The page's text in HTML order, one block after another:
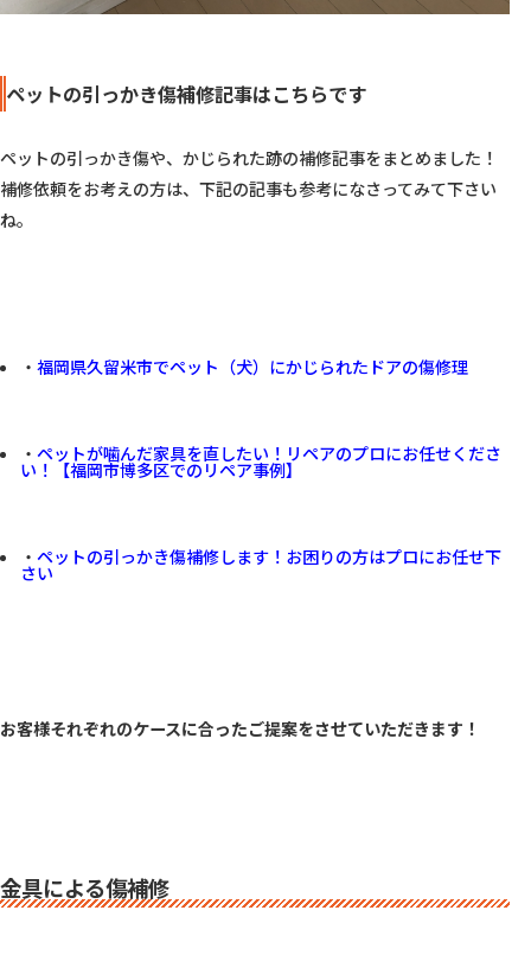
ペットの引っかき傷補修記事はこちらです
ペットの引っかき傷や、かじられた跡の補修記事をまとめました！
補修依頼をお考えの方は、下記の記事も参考になさってみて下さい
ね。
・ 福岡県久留米市でペット（犬）にかじられたドアの傷修理
・ ペットが噛んだ家具を直したい！リペアのプロにお任せくださ
い！【福岡市博多区でのリペア事例】
・ ペットの引っかき傷補修します！お困りの方はプロにお任せ下
さい
お客様それぞれのケースに合ったご提案をさせていただきます！
金具による傷補修